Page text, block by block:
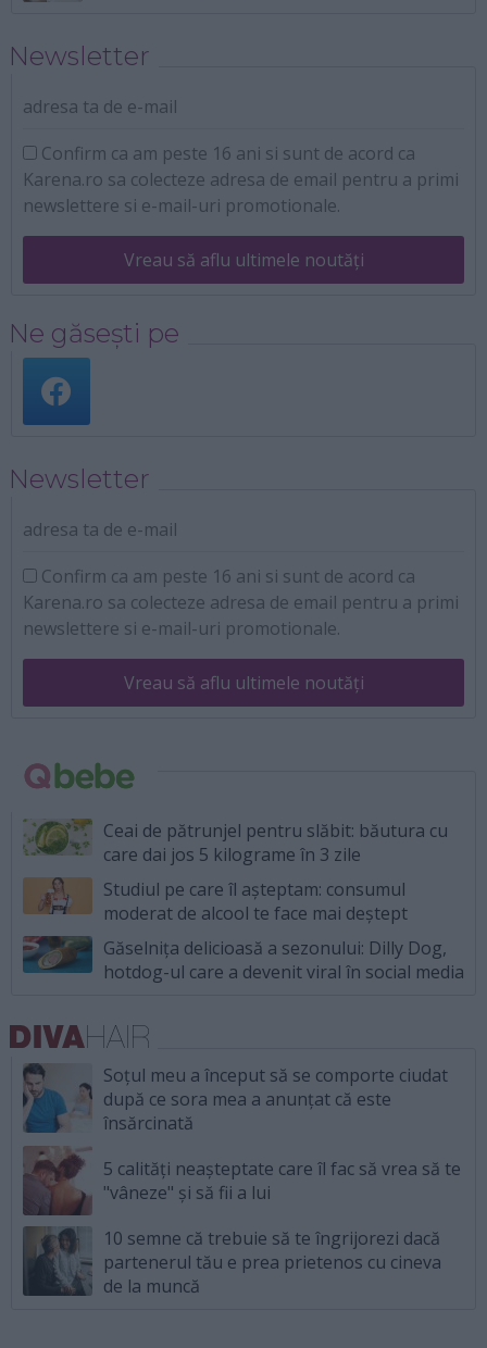
Newsletter
adresa ta de e-mail
Confirm ca am peste 16 ani si sunt de acord ca
Karena.ro sa colecteze adresa de email pentru a primi
newslettere si e-mail-uri promotionale.
Vreau să aflu ultimele noutăți
Ne găsești pe
Newsletter
adresa ta de e-mail
Confirm ca am peste 16 ani si sunt de acord ca
Karena.ro sa colecteze adresa de email pentru a primi
newslettere si e-mail-uri promotionale.
Vreau să aflu ultimele noutăți
Ceai de pătrunjel pentru slăbit: băutura cu
care dai jos 5 kilograme în 3 zile
Studiul pe care îl așteptam: consumul
moderat de alcool te face mai deștept
Găselnița delicioasă a sezonului: Dilly Dog,
hotdog-ul care a devenit viral în social media
Soțul meu a început să se comporte ciudat
după ce sora mea a anunțat că este
însărcinată
5 calități neașteptate care îl fac să vrea să te
"vâneze" și să fii a lui
10 semne că trebuie să te îngrijorezi dacă
partenerul tău e prea prietenos cu cineva
de la muncă